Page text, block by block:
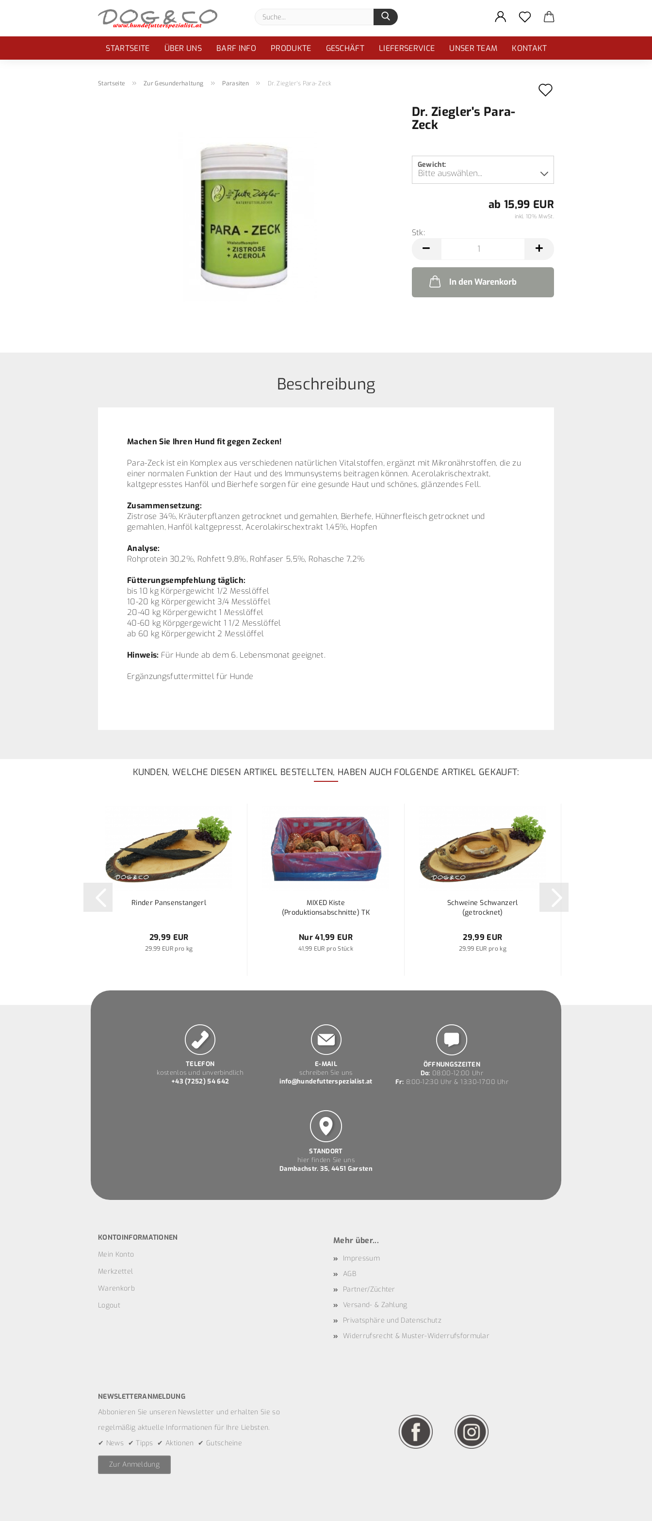
Suche...
STARTSEITE ÜBER UNS BARF INFO PRODUKTE GESCHÄFT LIEFERSERVICE UNSER TEAM KONTAKT
Startseite » Zur Gesunderhaltung » Parasiten » Dr. Ziegler's Para- Zeck
Dr. Ziegler's Para-
Zeck
Gewicht:
ab 15,99 EUR
inkl. 10% MwSt.
Stk:
Stk
In den Warenkorb
Beschreibung
Machen Sie Ihren Hund fit gegen Zecken!
Para-Zeck ist ein Komplex aus verschiedenen natürlichen Vitalstoffen, ergänzt mit Mikronährstoffen, die zu
einer normalen Funktion der Haut und des Immunsystems beitragen können. Acerolakrischextrakt,
kaltgepresstes Hanföl und Bierhefe sorgen für eine gesunde Haut und schönes, glänzendes Fell.
Zusammensetzung:
Zistrose 34%, Kräuterpflanzen getrocknet und gemahlen, Bierhefe, Hühnerfleisch getrocknet und
gemahlen, Hanföl kaltgepresst, Acerolakirschextrakt 1,45%, Hopfen
Analyse:
Rohprotein 30,2%, Rohfett 9,8%, Rohfaser 5,5%, Rohasche 7,2%
Fütterungsempfehlung täglich:
bis 10 kg Körpergewicht 1/2 Messlöffel
10-20 kg Körpergewicht 3/4 Messlöffel
20-40 kg Körpergewicht 1 Messlöffel
40-60 kg Körpgergewicht 1 1/2 Messlöffel
ab 60 kg Körpergewicht 2 Messlöffel
Hinweis: Für Hunde ab dem 6. Lebensmonat geeignet.
Ergänzungsfuttermittel für Hunde
KUNDEN, WELCHE DIESEN ARTIKEL BESTELLTEN, HABEN AUCH FOLGENDE ARTIKEL GEKAUFT:
Rinder Pansenstangerl
29,99 EUR
29,99 EUR pro kg
MIXED Kiste
(Produktionsabschnitte) TK
Nur 41,99 EUR
41,99 EUR pro Stück
Schweine Schwanzerl
(getrocknet)
29,99 EUR
29,99 EUR pro kg
TELEFON
kostenlos und unverbindlich
+43 (7252) 54 642
E-MAIL
schreiben Sie uns
info@hundefutterspezialist.at
ÖFFNUNGSZEITEN
Do: 08:00-12:00 Uhr
Fr: 8:00-12:30 Uhr & 13:30-17:00 Uhr
STANDORT
hier finden Sie uns
Dambachstr. 35, 4451 Garsten
KONTOINFORMATIONEN
Mein Konto
Merkzettel
Warenkorb
Logout
Mehr über...
Impressum
AGB
Partner/Züchter
Versand- & Zahlung
Privatsphäre und Datenschutz
Widerrufsrecht & Muster-Widerrufsformular
NEWSLETTERANMELDUNG
Abbonieren Sie unseren Newsletter und erhalten Sie so
regelmäßig aktuelle Informationen für Ihre Liebsten.
✔ News ✔ Tipps ✔ Aktionen ✔ Gutscheine
Zur Anmeldung